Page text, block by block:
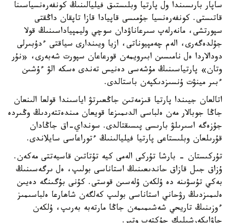
ساپار بارىسىندا ول پارتيا وبلىستىق فيليالىنىڭ كونفەرەنسياسىنا
قاتىستى. كونفەرەنسيا جۇمىسى قاپيادا قازا تاپقان داڭقتى
سپورتشى، مانەرلەپ سىرعاناۋدان سوچي وليمپياداسىنىڭ قولا
جۇلدەگەرى، الەم چەمپيوناتى، ازيا ويىندارى سياقتى ءدۇبىرلى
دودالاردا ەل نامىسىن ابىرويمەن قورعاعان سپورت شەبەرى، «نۇر
وتان» پارتياسىنىڭ مۇشەسى دەنيس تەندى ەسكە الۋ ءۇشىن
ءبىر مينۋت ۇنسىزدىكپەن باستالدى.
اتالعان جيىندا پارتيا قىزمەتىن جاڭعىرتۋ اياسىندا قولعا الىنعان
جاڭا جوبالار مەن ەلباسى الدىمىزعا قويعان مىندەتتەردىڭ وڭىردە
جۇزەگە اسىرىلۋ بارىسى پىسىقتالدى. سونداي-اق جاڭادان
قۇرىلعان وبلىستاعى پارتيا فيليالىنىڭ ءتوراعاسى سايلاندى.
تۇركىستان - بارشا تۇركى الەمى كيە تۇتاتىن قاسيەتتى مەكەن.
ۇزاق جىل قازاق حاندىعىنىڭ استاناسى بولىپ، ەل ىرگەسىنىڭ
بەكي تۇسۋىنە دە ۇلكەن ۇلەسىن قوستى. كۇنى بۇگىنگە دەيىن
ەلىمىزدىڭ رۋحاني استاناسى بولىپ كەلگەن شاھارعا ەلباسىمىز
ءوزىنىڭ تاريحي شەشىمىمەن جاڭا مارتەبە بەرىپ، ۇلكەن